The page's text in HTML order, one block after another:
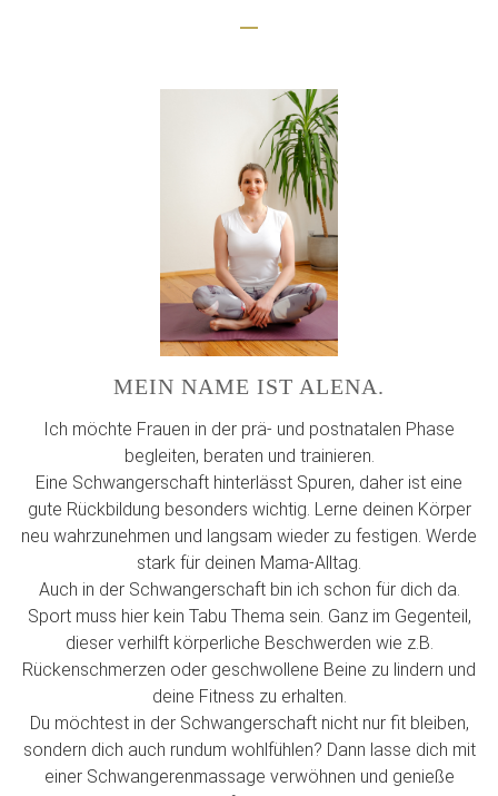
MEIN NAME IST ALENA.
Ich möchte Frauen in der prä- und postnatalen Phase
begleiten, beraten und trainieren.
Eine Schwangerschaft hinterlässt Spuren, daher ist eine
gute Rückbildung besonders wichtig. Lerne deinen Körper
neu wahrzunehmen und langsam wieder zu festigen. Werde
stark für deinen Mama-Alltag.
Auch in der Schwangerschaft bin ich schon für dich da.
Sport muss hier kein Tabu Thema sein. Ganz im Gegenteil,
dieser verhilft körperliche Beschwerden wie z.B.
Rückenschmerzen oder geschwollene Beine zu lindern und
deine Fitness zu erhalten.
Du möchtest in der Schwangerschaft nicht nur fit bleiben,
sondern dich auch rundum wohlfühlen? Dann lasse dich mit
einer Schwangerenmassage verwöhnen und genieße